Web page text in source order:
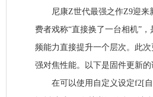
尼康Z世代最强之作Z9迎来
费者戏称“直接换了一台相机”
频能力直接提升一个层次。此
强对焦性能。以下是固件更新的
在可以使用自定义设定f2[自